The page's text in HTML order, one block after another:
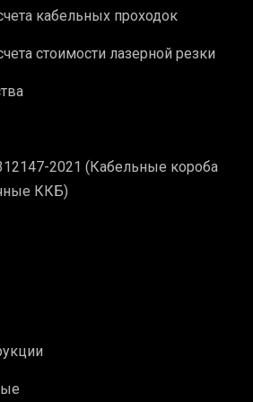
кабельных проходок
стоимости лазерной резки
2021 (Кабельные короба
ККБ)